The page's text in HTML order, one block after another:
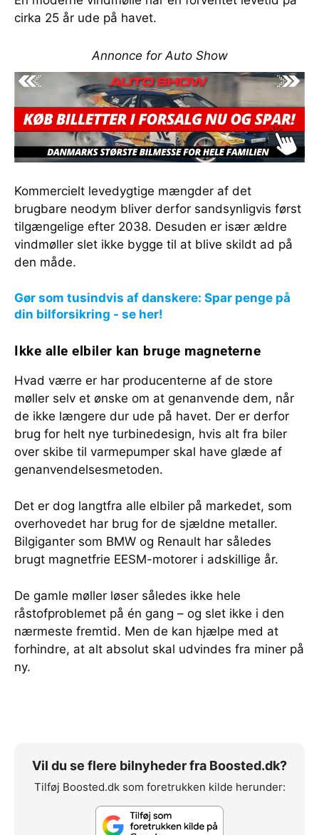
cirka 25 år ude på havet.
Annonce for Auto Show
Kommercielt levedygtige mængder af det
brugbare neodym bliver derfor sandsynligvis først
tilgængelige efter 2038. Desuden er især ældre
vindmøller slet ikke bygge til at blive skildt ad på
den måde.
Gør som tusindvis af danskere: Spar penge på
din bilforsikring - se her!
Ikke alle elbiler kan bruge magneterne
Hvad værre er har producenterne af de store
møller selv et ønske om at genanvende dem, når
de ikke længere dur ude på havet. Der er derfor
brug for helt nye turbinedesign, hvis alt fra biler
over skibe til varmepumper skal have glæde af
genanvendelsesmetoden.
Det er dog langtfra alle elbiler på markedet, som
overhovedet har brug for de sjældne metaller.
Bilgiganter som BMW og Renault har således
brugt magnetfrie EESM-motorer i adskillige år.
De gamle møller løser således ikke hele
råstofproblemet på én gang – og slet ikke i den
nærmeste fremtid. Men de kan hjælpe med at
forhindre, at alt absolut skal udvindes fra miner på
ny.
Vil du se flere bilnyheder fra Boosted.dk?
Tilføj Boosted.dk som foretrukken kilde herunder: